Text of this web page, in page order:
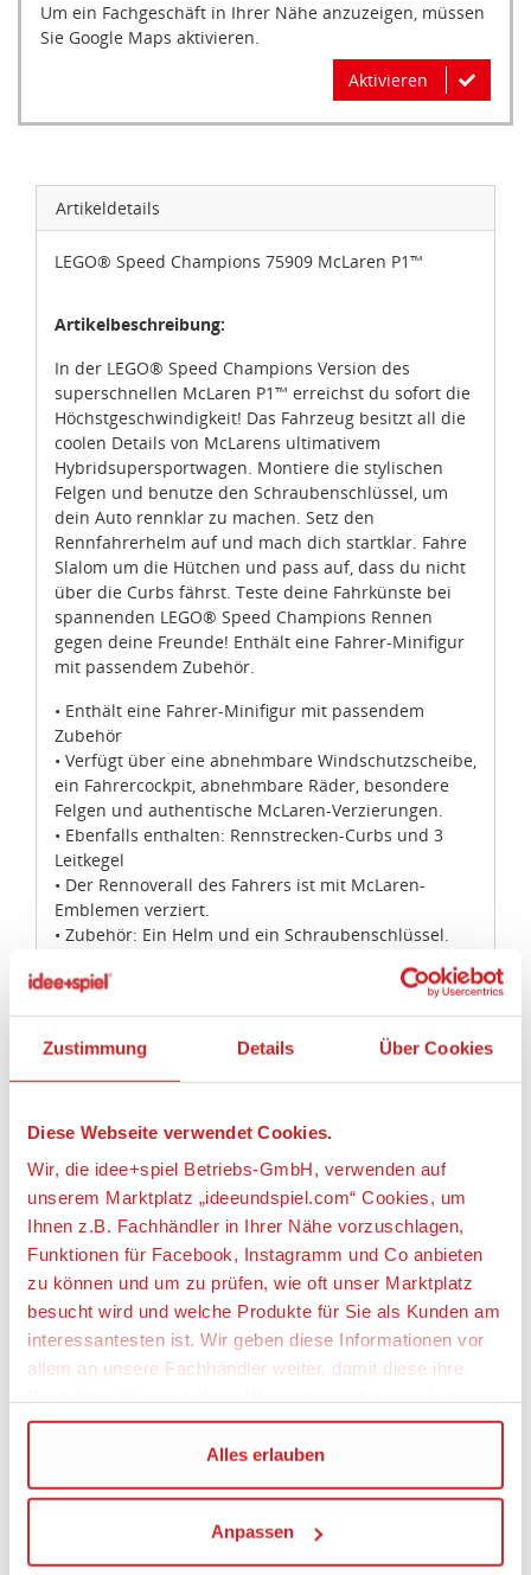
Zustimmung Details Über Cookies
Diese Webseite verwendet Cookies.
Wir, die idee+spiel Betriebs-GmbH, verwenden auf
unserem Marktplatz „ideeundspiel.com“ Cookies, um
Ihnen z.B. Fachhändler in Ihrer Nähe vorzuschlagen,
Funktionen für Facebook, Instagramm und Co anbieten
zu können und um zu prüfen, wie oft unser Marktplatz
besucht wird und welche Produkte für Sie als Kunden am
interessantesten ist. Wir geben diese Informationen vor
allem an unsere Fachhändler weiter, damit diese ihre
Wir verwenden den Google Tag Manager um weitere
Dienste einzubinden.
Wenn Sie auf „Alles erlauben“, klicken, werden ein Teil
Ihrer personenbezogener Daten in die USA übertragen.
Alles erlauben
Anpassen
Um ein Fachgeschäft in Ihrer Nähe anzuzeigen, müssen
Sie Google Maps aktivieren.
Aktivieren
Artikeldetails
LEGO® Speed Champions 75909 McLaren P1™
Artikelbeschreibung:
In der LEGO® Speed Champions Version des
superschnellen McLaren P1™ erreichst du sofort die
Höchstgeschwindigkeit! Das Fahrzeug besitzt all die
coolen Details von McLarens ultimativem
Hybridsupersportwagen. Montiere die stylischen
Felgen und benutze den Schraubenschlüssel, um
dein Auto rennklar zu machen. Setz den
Rennfahrerhelm auf und mach dich startklar. Fahre
Slalom um die Hütchen und pass auf, dass du nicht
über die Curbs fährst. Teste deine Fahrkünste bei
spannenden LEGO® Speed Champions Rennen
gegen deine Freunde! Enthält eine Fahrer-Minifigur
mit passendem Zubehör.
• Enthält eine Fahrer-Minifigur mit passendem
Zubehör
• Verfügt über eine abnehmbare Windschutzscheibe,
ein Fahrercockpit, abnehmbare Räder, besondere
Felgen und authentische McLaren-Verzierungen.
• Ebenfalls enthalten: Rennstrecken-Curbs und 3
Leitkegel
• Der Rennoverall des Fahrers ist mit McLaren-
Emblemen verziert.
• Zubehör: Ein Helm und ein Schraubenschlüssel.
Schraubenschlüssel.
• Fahr Slalom zwischen den Leitkegeln und bleib
innerhalb der Curbs.
Fahrzeuge deiner Freunde.
• Der McLaren P1™ ist 4 cm hoch, 14 cm lang und
5 cm breit.
Artikeleigenschaften:
Anzahl Teile
168
Geeignetes Alter
Angaben zur Produktsicherheit:
Hersteller:
LEGO System A/S, Aastvej 1, 7190 Billund,
Dänemark, https://www.lego.com,